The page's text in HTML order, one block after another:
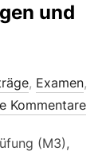
und
, Examen,
Kommentare
(M3),